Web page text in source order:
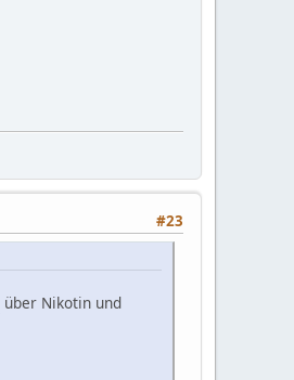
#23
über Nikotin und